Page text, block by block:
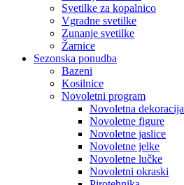
Svetilke za kopalnico
Vgradne svetilke
Zunanje svetilke
Žarnice
Sezonska ponudba
Bazeni
Kosilnice
Novoletni program
Novoletna dekoracija
Novoletne figure
Novoletne jaslice
Novoletne jelke
Novoletne lučke
Novoletni okraski